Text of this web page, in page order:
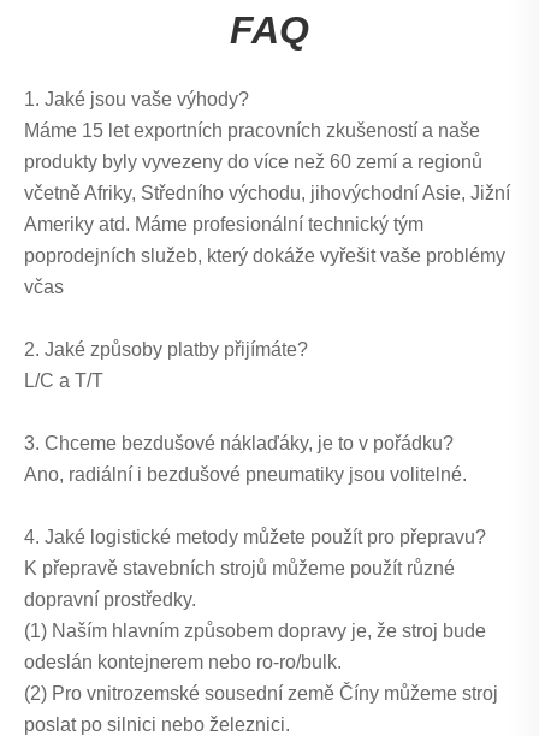
FAQ
1. Jaké jsou vaše výhody?
Máme 15 let exportních pracovních zkušeností a naše
produkty byly vyvezeny do více než 60 zemí a regionů
včetně Afriky, Středního východu, jihovýchodní Asie, Jižní
Ameriky atd. Máme profesionální technický tým
poprodejních služeb, který dokáže vyřešit vaše problémy
včas
2. Jaké způsoby platby přijímáte?
L/C a T/T
3. Chceme bezdušové náklaďáky, je to v pořádku?
Ano, radiální i bezdušové pneumatiky jsou volitelné.
4. Jaké logistické metody můžete použít pro přepravu?
K přepravě stavebních strojů můžeme použít různé
dopravní prostředky.
(1) Naším hlavním způsobem dopravy je, že stroj bude
odeslán kontejnerem nebo ro-ro/bulk.
(2) Pro vnitrozemské sousední země Číny můžeme stroj
poslat po silnici nebo železnici.